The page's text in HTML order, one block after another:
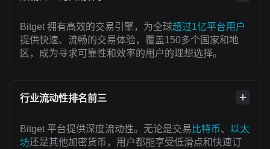
Bitget 拥有高效的交易引擎，为全球超过1亿平台用户
提供快速、流畅的交易体验，覆盖150多个国家和地
区，成为寻求可靠性和效率的用户的理想选择。
行业流动性排名前三
Bitget 平台提供深度流动性。无论是交易 比特币、 以太
坊还是其他加密货币，用户都能享受低滑点和快速订